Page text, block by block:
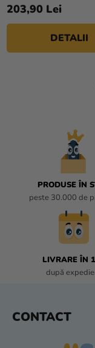
203,90 Lei
DETALII
PRODUSE ÎN
peste 30.000 de
LIVRARE ÎN
după
CONTACT